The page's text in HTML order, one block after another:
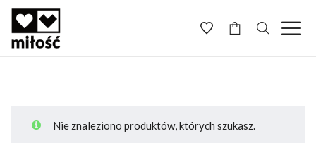
Nie znaleziono produktów, których szukasz.